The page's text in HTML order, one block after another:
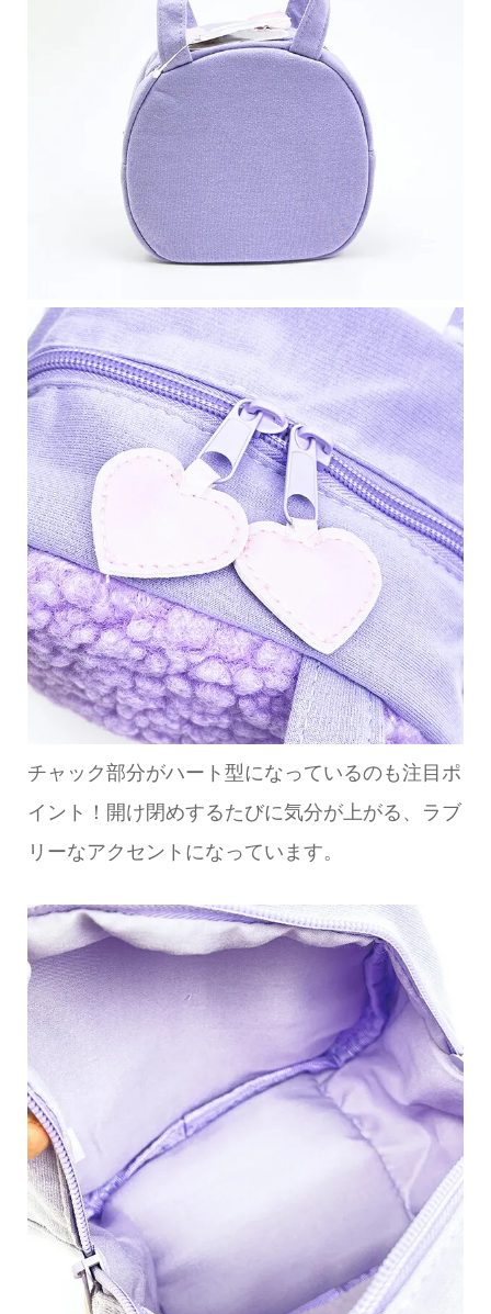
チャック部分がハート型になっているのも注目ポ
イント！開け閉めするたびに気分が上がる、ラブ
リーなアクセントになっています。